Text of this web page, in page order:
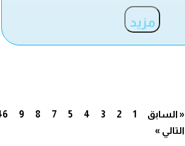
مزيد
« السابق 1
2
3
4
5
7
8
9
التالي »